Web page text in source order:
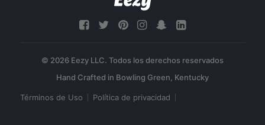
© 2026 Eezy LLC. Todos los derechos reservados
Términos de Uso Política de privacidad